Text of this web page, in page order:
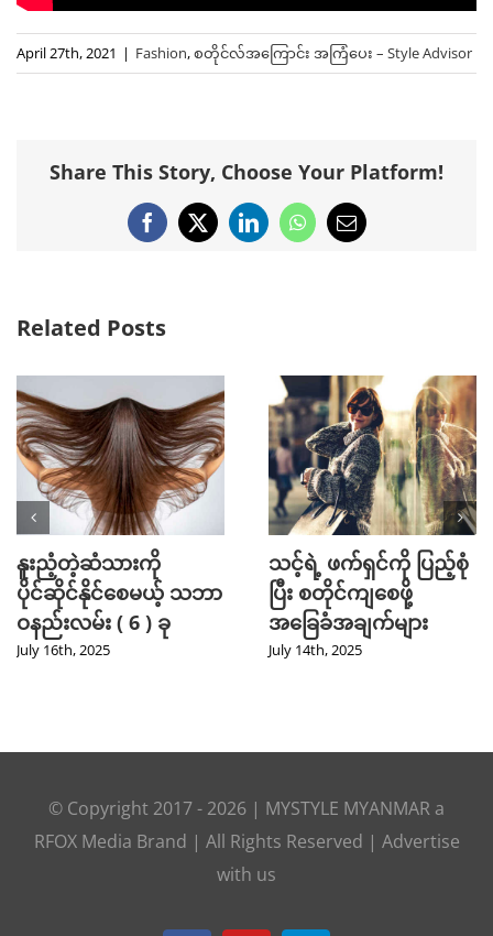
April 27th, 2021 | Fashion,စတိုင်လ်အကြောင်း အကြံပေး – Style Advisor
Share This Story, Choose Your Platform!
Facebook
X LinkedInWhatsApp
Email
Related Posts
Mini Jeans Skirt ကို စ
တိုင်ကျကျဝတ်လို့ရစေ
မယ့် Styling Tips များ
September 28th, 2024
Golf အားကစား
ကြိုက်နှစ်သက်သူတို့
အတွက် ဖက်ရှင် Tips
များ
© Copyright 2017 - 2026|MYSTYLE MYANMARa
Brand | All Rights Reserved |